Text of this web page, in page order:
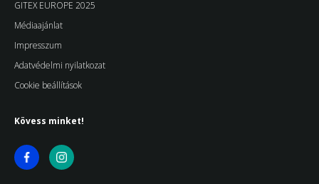
GITEX EUROPE 2025
Médiaajánlat
Impresszum
Adatvédelmi nyilatkozat
Cookie beállítások
Kövess minket!